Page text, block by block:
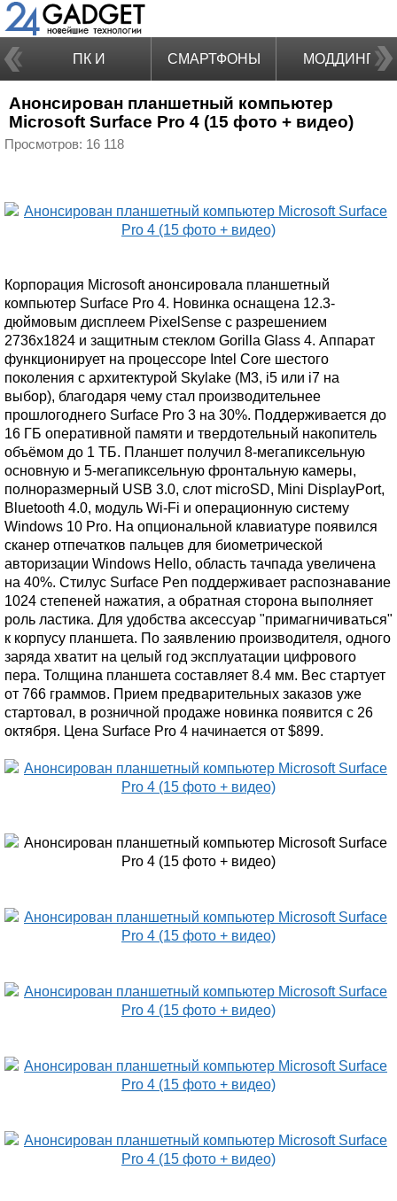
ПК И
НОУТБУКИ
СМАРТФОНЫ МОДДИНГ
Анонсирован планшетный компьютер
Microsoft Surface Pro 4 (15 фото + видео)
Просмотров: 16 118
Корпорация Microsoft анонсировала планшетный
компьютер Surface Pro 4. Новинка оснащена 12.3-
дюймовым дисплеем PixelSense с разрешением
2736x1824 и защитным стеклом Gorilla Glass 4. Аппарат
функционирует на процессоре Intel Core шестого
поколения с архитектурой Skylake (M3, i5 или i7 на
выбор), благодаря чему стал производительнее
прошлогоднего Surface Pro 3 на 30%. Поддерживается до
16 ГБ оперативной памяти и твердотельный накопитель
объёмом до 1 ТБ. Планшет получил 8-мегапиксельную
основную и 5-мегапиксельную фронтальную камеры,
полноразмерный USB 3.0, слот microSD, Mini DisplayPort,
Bluetooth 4.0, модуль Wi-Fi и операционную систему
Windows 10 Pro. На опциональной клавиатуре появился
сканер отпечатков пальцев для биометрической
авторизации Windows Hello, область тачпада увеличена
на 40%. Стилус Surface Pen поддерживает распознавание
1024 степеней нажатия, а обратная сторона выполняет
роль ластика. Для удобства аксессуар "примагничиваться"
к корпусу планшета. По заявлению производителя, одного
заряда хватит на целый год эксплуатации цифрового
пера. Толщина планшета составляет 8.4 мм. Вес стартует
от 766 граммов. Прием предварительных заказов уже
стартовал, в розничной продаже новинка появится с 26
октября. Цена Surface Pro 4 начинается от $899.